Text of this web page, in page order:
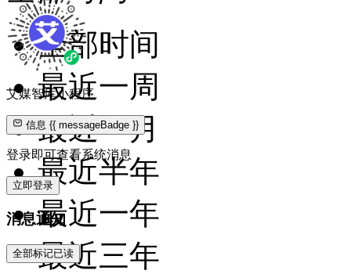
艾媒智库小程序
信息{{ messageBadge }}
登录即可查看系统消息
立即登录
消息通知
全部标记已读
全部时间
最近一周
最近一月
最近半年
最近一年
最近三年